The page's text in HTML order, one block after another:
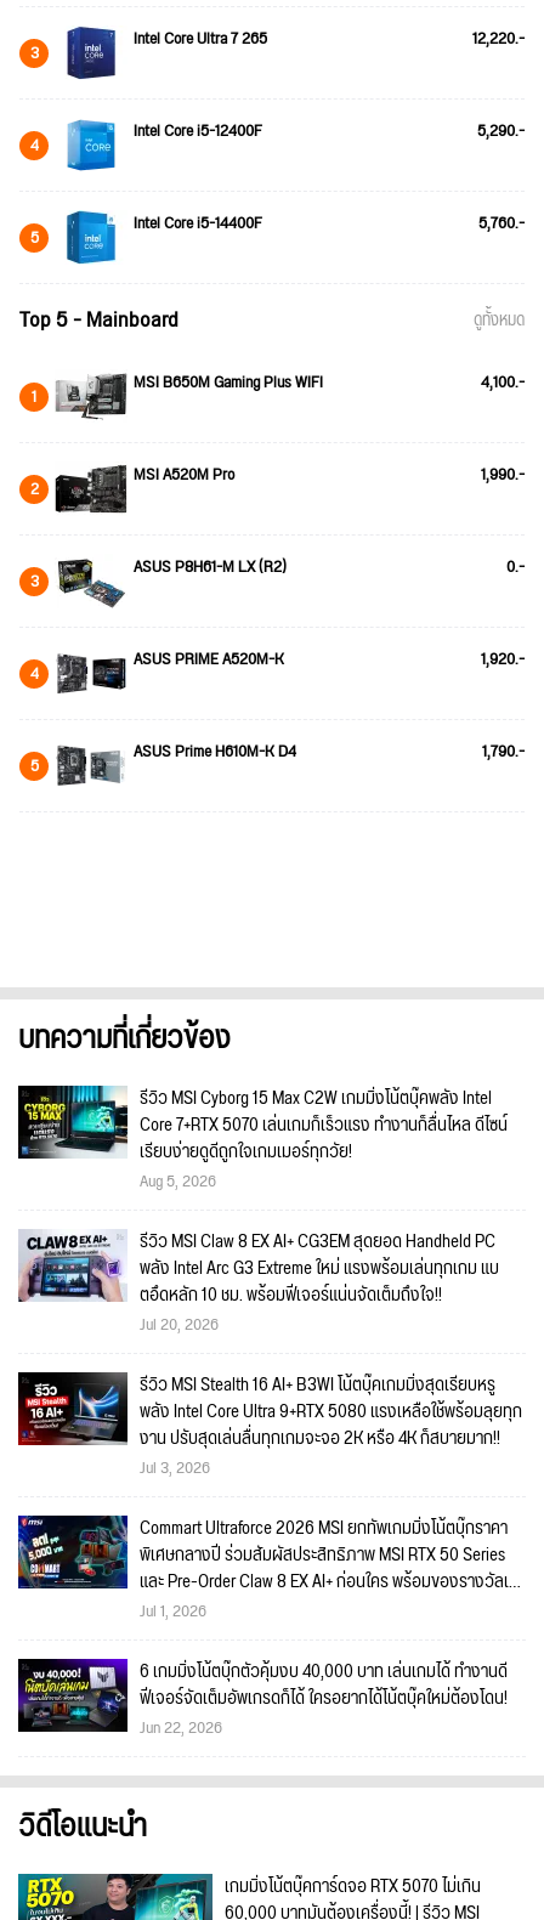
3 Intel Core Ultra 7 265 12,220.-
4 Intel Core i5-12400F 5,290.-
5 Intel Core i5-14400F 5,760.-
Top 5 - Mainboard ดูทั้งหมด
1 MSI B650M Gaming Plus WIFI 4,100.-
2 MSI A520M Pro 1,990.-
3 ASUS P8H61-M LX (R2) 0.-
4 ASUS PRIME A520M-K 1,920.-
5 ASUS Prime H610M-K D4 1,790.-
บทความที่เกี่ยวข้อง
รีวิว MSI Cyborg 15 Max C2W เกมมิ่งโน้ตบุ๊คพลัง Intel
Core 7+RTX 5070 เล่นเกมก็เร็วแรง ทำงานก็ลื่นไหล ดีไซน์
เรียบง่ายดูดีถูกใจเกมเมอร์ทุกวัย!
Aug 5, 2026
รีวิว MSI Claw 8 EX AI+ CG3EM สุดยอด Handheld PC
พลัง Intel Arc G3 Extreme ใหม่ แรงพร้อมเล่นทุกเกม แบ
ตอึดหลัก 10 ชม. พร้อมฟีเจอร์แน่นจัดเต็มถึงใจ!!
Jul 20, 2026
รีวิว MSI Stealth 16 AI+ B3WI โน้ตบุ๊คเกมมิ่งสุดเรียบหรู
พลัง Intel Core Ultra 9+RTX 5080 แรงเหลือใช้พร้อมลุยทุก
งาน ปรับสุดเล่นลื่นทุกเกมจะจอ 2K หรือ 4K ก็สบายมาก!!
Jul 3, 2026
Commart Ultraforce 2026 MSI ยกทัพเกมมิ่งโน้ตบุ๊กราคา
พิเศษกลางปี ร่วมสัมผัสประสิทธิภาพ MSI RTX 50 Series
และ Pre-Order Claw 8 EX AI+ ก่อนใคร พร้อมของรางวัลเข้า
ร่วมกิจกรรมในงาน!
Jul 1, 2026
6 เกมมิ่งโน้ตบุ๊กตัวคุ้มงบ 40,000 บาท เล่นเกมได้ ทำงานดี
ฟีเจอร์จัดเต็มอัพเกรดก็ได้ ใครอยากได้โน้ตบุ๊คใหม่ต้องโดน!
Jun 22, 2026
วิดีโอแนะนำ
เกมมิ่งโน้ตบุ๊คการ์ดจอ RTX 5070 ไม่เกิน